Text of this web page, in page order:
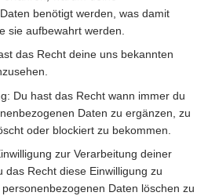
benötigt werden, was damit
sie aufbewahrt werden.
das Recht deine uns bekannten
Du hast das Recht wann immer du
Daten zu ergänzen, zu
oder blockiert zu bekommen.
zur Verarbeitung deiner
das Recht diese Einwilligung zu
Daten löschen zu